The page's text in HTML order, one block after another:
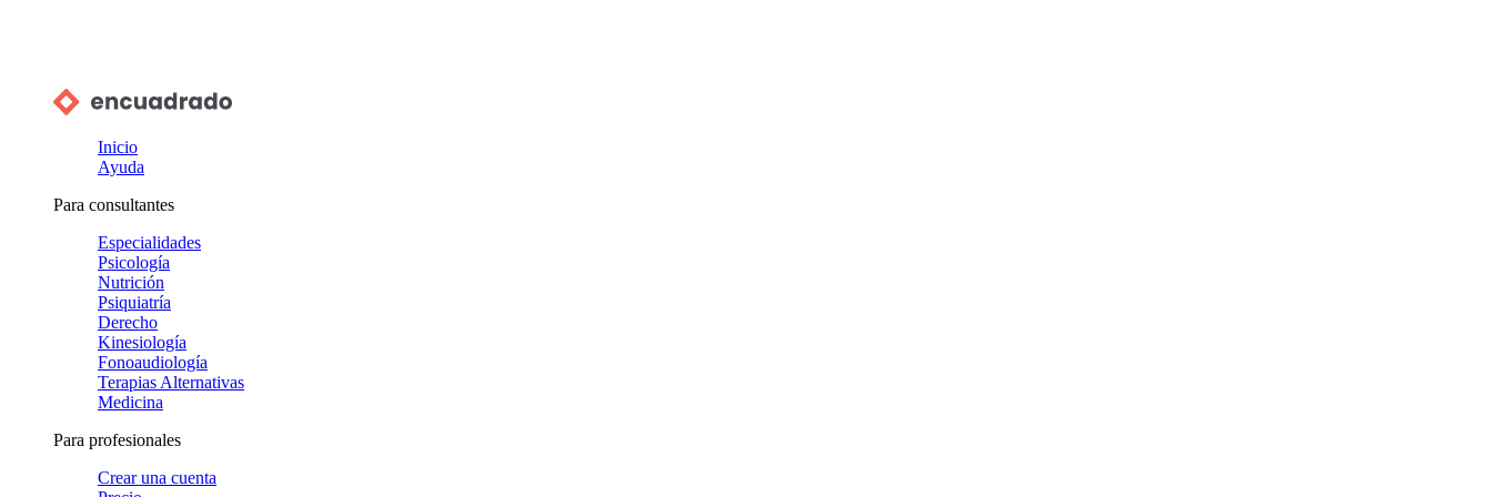
Inicio
Ayuda
Para consultantes
Especialidades
Psicología
Nutrición
Psiquiatría
Derecho
Kinesiología
Fonoaudiología
Terapias Alternativas
Medicina
Para profesionales
Crear una cuenta